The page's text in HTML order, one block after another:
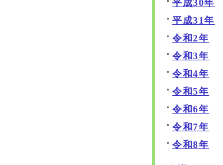
平成30年
平成31年
令和2年
令和3年
令和4年
令和5年
令和6年
令和7年
令和8年